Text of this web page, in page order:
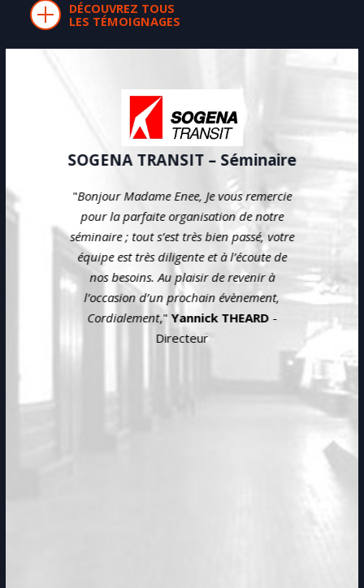
DÉCOUVREZ TOUS
LES TÉMOIGNAGES
SOGENA TRANSIT – Séminaire
"Bonjour Madame Enee, Je vous remercie
pour la parfaite organisation de notre
séminaire ; tout s’est très bien passé, votre
équipe est très diligente et à l’écoute de
nos besoins. Au plaisir de revenir à
l’occasion d’un prochain évènement,
Cordialement," Yannick THEARD-
Directeur